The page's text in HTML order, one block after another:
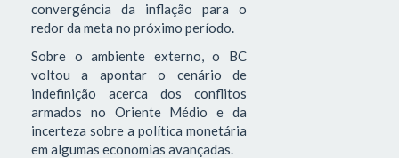
convergência da inflação para o
redor da meta no próximo período.
Sobre o ambiente externo, o BC
voltou a apontar o cenário de
indefinição acerca dos conflitos
armados no Oriente Médio e da
incerteza sobre a política monetária
em algumas economias avançadas.